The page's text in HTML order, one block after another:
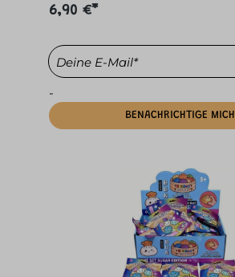
6,90 €*
-
BENACHRICHTIGE MICH